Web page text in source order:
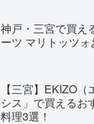
神戸・三宮で買え
ーツ マリトッツォ
【三宮】EKIZO
シス」で買えるお
料理3選！